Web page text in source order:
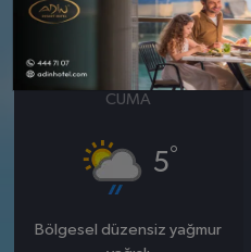
23 OCAK
CUMA
5°
Bölgesel düzensiz yağmur